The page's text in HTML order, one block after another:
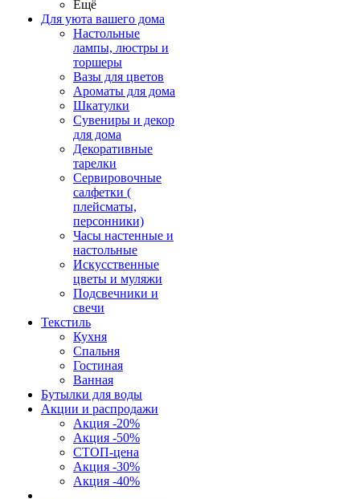
Ещё
Для уюта вашего дома
Настольные
лампы, люстры и
торшеры
Вазы для цветов
Ароматы для дома
Шкатулки
Сувениры и декор
для дома
Декоративные
тарелки
Сервировочные
салфетки (
плейсматы,
персонники)
Часы настенные и
настольные
Искусственные
цветы и муляжи
Подсвечники и
свечи
Текстиль
Кухня
Спальня
Гостиная
Ванная
Бутылки для воды
Акции и распродажи
Акция -20%
Акция -50%
СТОП-цена
Акция -30%
Акция -40%